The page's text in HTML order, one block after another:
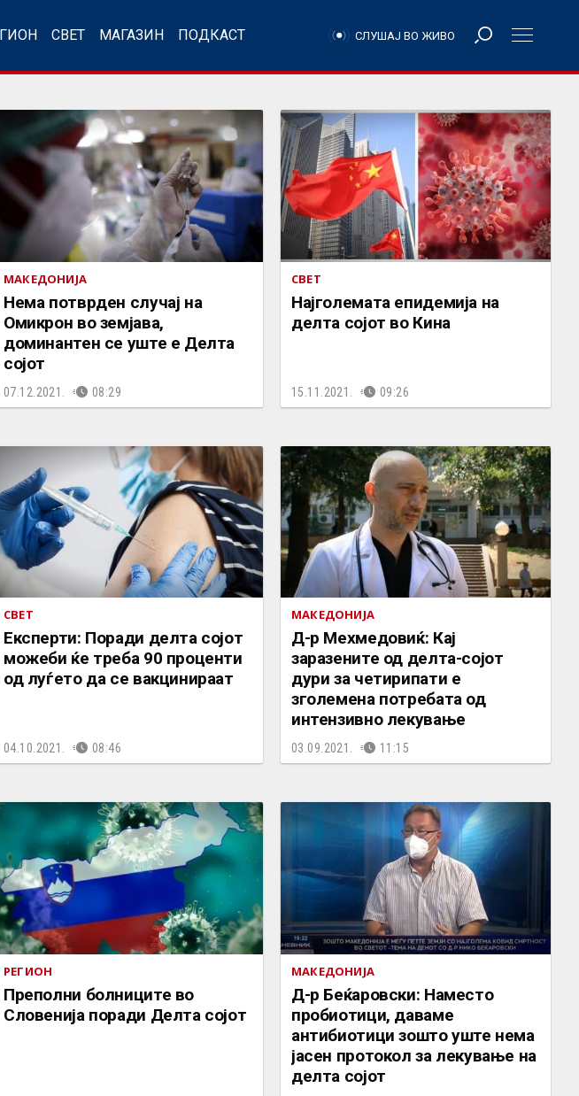
СВЕТ МАГАЗИН ПОДКАСТ СЛУШАЈ ВО ЖИВО
МАКЕДОНИЈА
Нема потврден случај на
Омикрон во земјава,
доминантен се уште е Делта
сојот
07.12.2021. 08:29
СВЕТ
Најголемата епидемија на
делта сојот во Кина
15.11.2021. 09:26
СВЕТ
Експерти: Поради делта сојот
можеби ќе треба 90 проценти
од луѓето да се вакцинираат
04.10.2021. 08:46
МАКЕДОНИЈА
Д-р Мехмедовиќ: Кај
заразените од делта-сојот
дури за четирипати е
зголемена потребата од
интензивно лекување
03.09.2021. 11:15
РЕГИОН
Преполни болниците во
Словенија поради Делта сојот
МАКЕДОНИЈА
Д-р Беќаровски: Наместо
пробиотици, даваме
антибиотици зошто уште нема
јасен протокол за лекување на
делта сојот